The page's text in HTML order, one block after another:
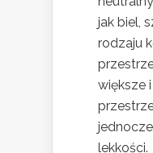
jak biel,
rodzaju
większe
lekkości.